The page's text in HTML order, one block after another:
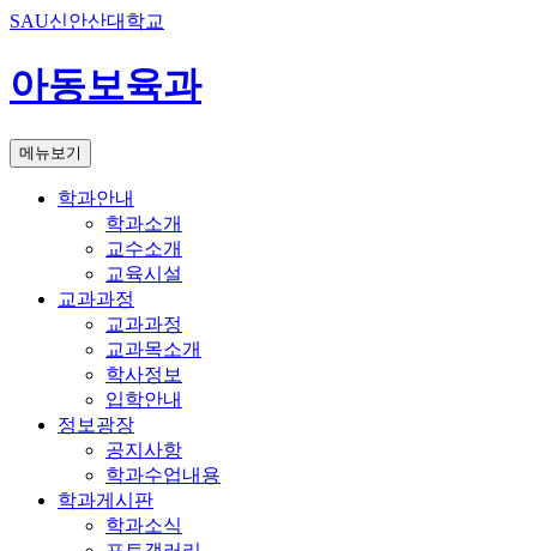
SAU신안산대학교
아동보육과
메뉴보기
학과안내
학과소개
교수소개
교육시설
교과과정
교과과정
교과목소개
학사정보
입학안내
정보광장
공지사항
학과수업내용
학과게시판
학과소식